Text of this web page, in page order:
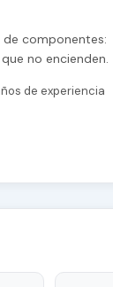
de componentes:
no encienden.
de experiencia